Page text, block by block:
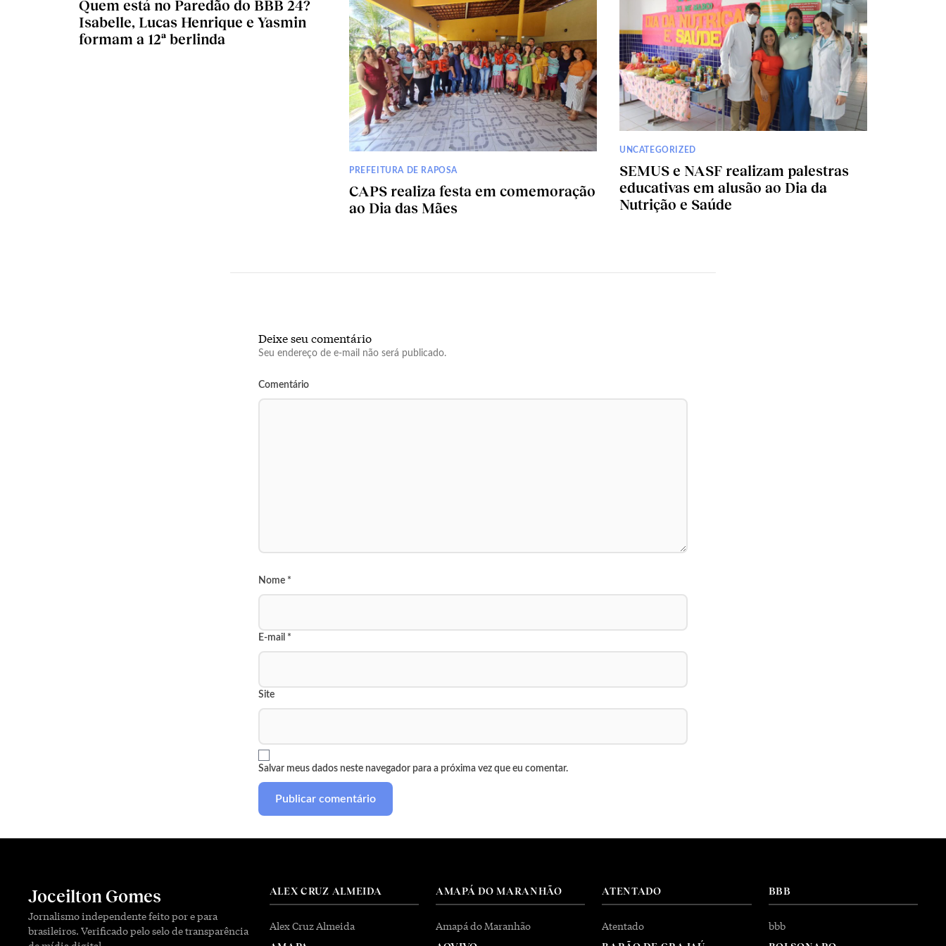
Quem está no Paredão do BBB 24?
Isabelle, Lucas Henrique e Yasmin
formam a 12ª berlinda
PREFEITURA DE RAPOSA
CAPS realiza festa em comemoração
ao Dia das Mães
UNCATEGORIZED
SEMUS e NASF realizam palestras
educativas em alusão ao Dia da
Nutrição e Saúde
Deixe seu comentário
Seu endereço de e-mail não será publicado.
Comentário
Nome *
E-mail *
Site
Salvar meus dados neste navegador para a próxima vez que eu comentar.
Joceilton Gomes
Jornalismo independente feito por e para
brasileiros. Verificado pelo selo de transparência
ALEX CRUZ ALMEIDA
Alex Cruz Almeida
AMAPÁ DO MARANHÃO
Amapá do Maranhão
ATENTADO
Atentado
BBB
bbb